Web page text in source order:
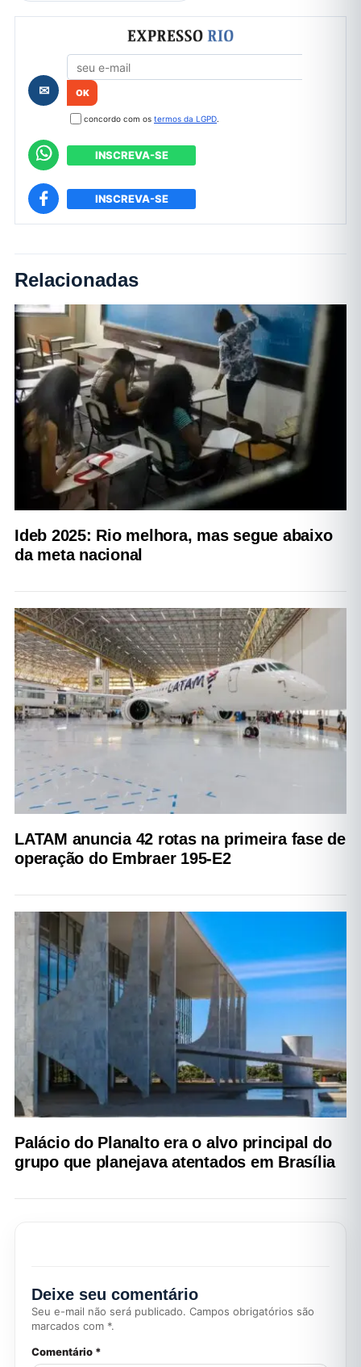
Formulário de cadastro
✉
concordo com os termos da LGPD.
INSCREVA-SE
INSCREVA-SE
Relacionadas
Ideb 2025: Rio melhora, mas segue abaixo
da meta nacional
LATAM anuncia 42 rotas na primeira fase de
operação do Embraer 195-E2
Palácio do Planalto era o alvo principal do
grupo que planejava atentados em Brasília
Deixe seu comentário
Seu e-mail não será publicado. Campos obrigatórios são
marcados com *.
Comentário *